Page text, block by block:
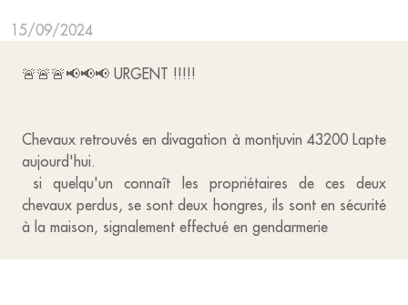
15/09/2024
🚨🚨🚨📢📢📢 URGENT !!!!!
Chevaux retrouvés en divagation à montjuvin 43200 Lapte
aujourd'hui.
si quelqu'un connaît les propriétaires de ces deux
chevaux perdus, se sont deux hongres, ils sont en sécurité
à la maison, signalement effectué en gendarmerie